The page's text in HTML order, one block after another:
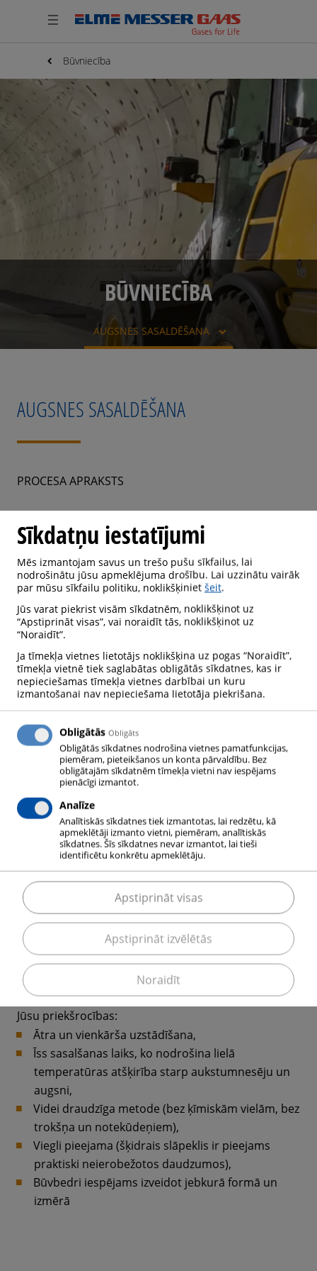
Būvniecība
BŪVNIECĪBA
AUGSNES SASALDĒŠANA
AUGSNES SASALDĒŠANA
PROCESA APRAKSTS
faktors, veicot būvbedru rakšanu. Šajā darbā droši
jānovērš ūdens pieplūde un augsnes nogruvumi. Lai
aizsargātu personālu un aprīkojumu pret šāda veida
“pārsteigumiem”, nepieciešami īpaši piesardzības
pasākumi. Pāļi un loksnes ir viena izmantotā metode;
vēl iespējama augsnes blietēšana, izmanto arī
piesardzības pasākumi nav pietiekami nelabvēlīgu
augsnes apstākļu dēļ. Šādos gadījumos nepieciešami
īpaši risinājumi, piemēram, augsnes sasaldēšana ar
šķidru slāpekli.
MESSER RISINĀJUMS
Šķidro slāpekli augsnē ievada caur īpašām
sasaldēšanas atverēm Šķidrais slāpeklis vispirms
plūst lejup caur iekšējo cauruli, procesa laikā
absorbējot siltumu un iztvaikojot. Iegūtā aukstā gāze
izdalās no atveres caur gredzenveida spraugu ārējā
caurulē. Gāzveida slāpeklis atdod daļu sava
aukstuma augsnei. Augsnē esošais ūdens sasalst –
veidojot cietu formu apkārt slāpekļa ievadīšanas
atverei. Vēlāk ledus ķermeņi, kas atrodas ap blakus
atverēm, saaug kopā, veidojot cietu sienu, kas
noblīvē izrakto bedri.
Jūsu priekšrocības:
Ātra un vienkārša uzstādīšana,
Īss sasalšanas laiks, ko nodrošina lielā
temperatūras atšķirība starp aukstumnesēju un
augsni,
Videi draudzīga metode (bez ķīmiskām vielām, bez
trokšņa un notekūdeņiem),
Viegli pieejama (šķidrais slāpeklis ir pieejams
praktiski neierobežotos daudzumos),
Būvbedri iespējams izveidot jebkurā formā un
izmērā
Sīkdatņu iestatījumi
Mēs izmantojam savus un trešo pušu sīkfailus, lai
nodrošinātu jūsu apmeklējuma drošību. Lai uzzinātu vairāk
par mūsu sīkfailu politiku, noklikšķiniet šeit.
Jūs varat piekrist visām sīkdatnēm, noklikšķinot uz
“Apstiprināt visas”, vai noraidīt tās, noklikšķinot uz
“Noraidīt”.
Ja tīmekļa vietnes lietotājs noklikšķina uz pogas “Noraidīt”,
tīmekļa vietnē tiek saglabātas obligātās sīkdatnes, kas ir
nepieciešamas tīmekļa vietnes darbībai un kuru
izmantošanai nav nepieciešama lietotāja piekrišana.
Obligātās Obligāts
Obligātās sīkdatnes nodrošina vietnes pamatfunkcijas,
piemēram, pieteikšanos un konta pārvaldību. Bez
obligātajām sīkdatnēm tīmekļa vietni nav iespējams
pienācīgi izmantot.
Analīze
Analītiskās sīkdatnes tiek izmantotas, lai redzētu, kā
apmeklētāji izmanto vietni, piemēram, analītiskās
sīkdatnes. Šīs sīkdatnes nevar izmantot, lai tieši
identificētu konkrētu apmeklētāju.
Noraidīt
Apstiprināt izvēlētās
Apstiprināt visas